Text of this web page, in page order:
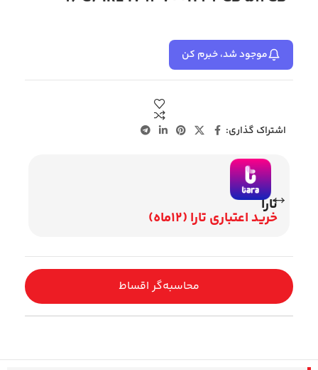
موجود شد، خبرم کن
اشتراک گذاری:
تارا
خرید اعتباری تارا (12ماه)
محاسبه‌گر اقساط